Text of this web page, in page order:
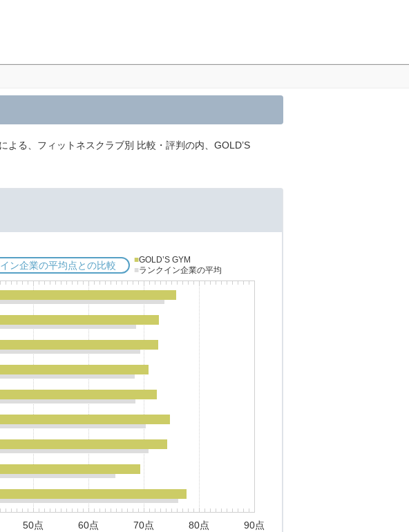
による、フィットネスクラブ別 比較・評判の内、GOLD’S
ン企業の平均点との比較 ■GOLD’S GYM
■ランクイン企業の平均
50点 60点 70点 80点 90点